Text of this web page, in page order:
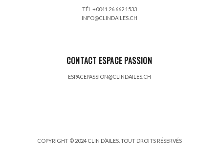
TÉL +0041 26 662 1533
INFO@CLINDAILES.CH
CONTACT ESPACE PASSION
ESPACEPASSION@CLINDAILES.CH
COPYRIGHT © 2024 CLIN D’AILES. TOUT DROITS RÉSERVÉS